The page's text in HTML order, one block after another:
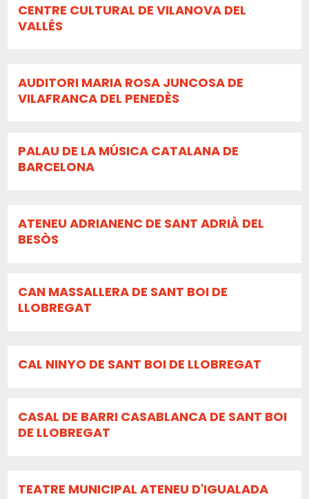
CENTRE CULTURAL DE VILANOVA DEL
VALLÉS
AUDITORI MARIA ROSA JUNCOSA DE
VILAFRANCA DEL PENEDÈS
PALAU DE LA MÚSICA CATALANA DE
BARCELONA
ATENEU ADRIANENC DE SANT ADRIÀ DEL
BESÒS
CAN MASSALLERA DE SANT BOI DE
LLOBREGAT
CAL NINYO DE SANT BOI DE LLOBREGAT
CASAL DE BARRI CASABLANCA DE SANT BOI
DE LLOBREGAT
TEATRE MUNICIPAL ATENEU D'IGUALADA